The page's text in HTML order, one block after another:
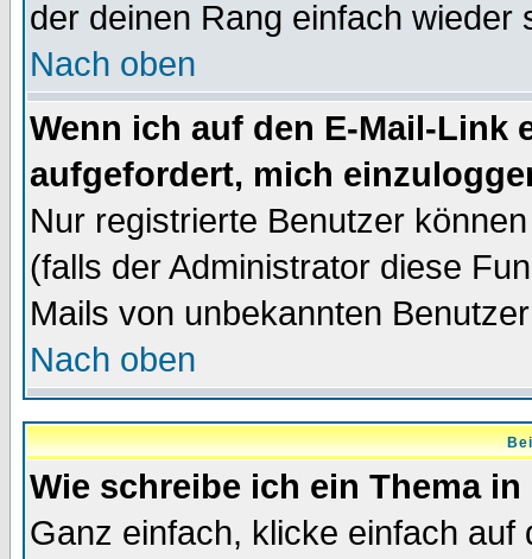
der deinen Rang einfach wieder
Nach oben
Wenn ich auf den E-Mail-Link
aufgefordert, mich
Nur registrierte Benutzer
(falls der Administrator diese
Mails von unbekannten
Nach oben
Wie schreibe ich ein Thema
Ganz einfach, klicke einfach